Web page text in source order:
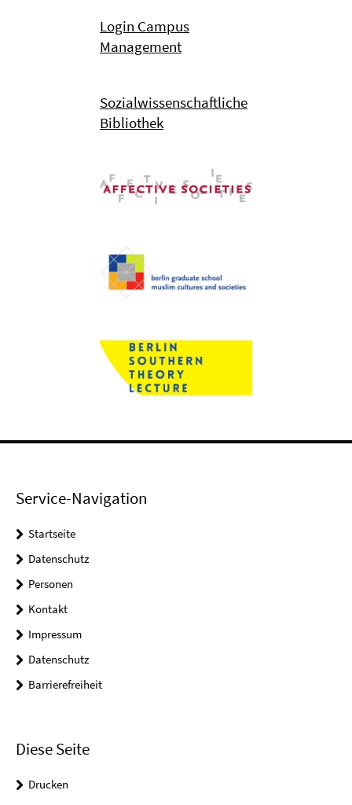
Login Campus
Management
Sozialwissenschaftliche
Bibliothek
Service-Navigation
Startseite
Datenschutz
Personen
Kontakt
Impressum
Datenschutz
Barrierefreiheit
Diese Seite
Drucken